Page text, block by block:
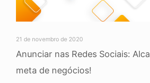
21 de novembro de 2020
Anunciar nas Redes Sociais:
meta de negócios!